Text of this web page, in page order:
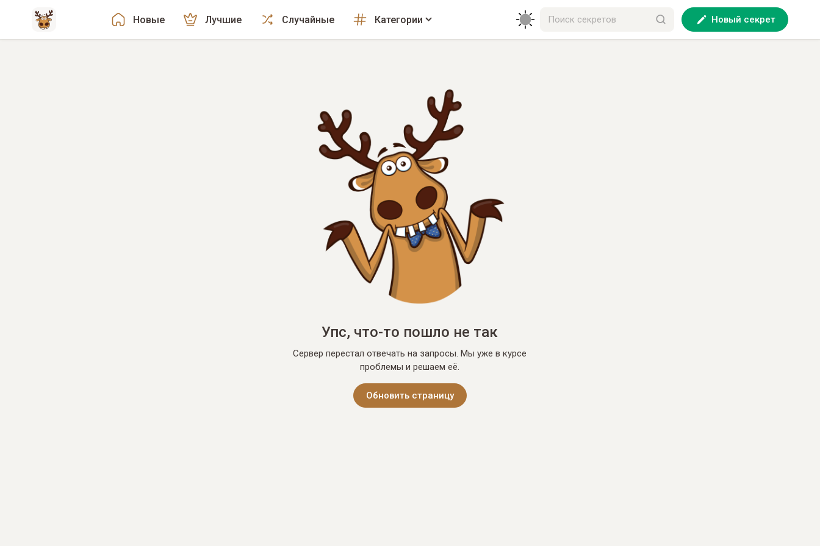
Новые Лучшие Случайные Категории Новый секрет
Упс, что-то пошло не так
Сервер перестал отвечать на запросы. Мы уже в курсе
проблемы и решаем её.
Обновить страницу